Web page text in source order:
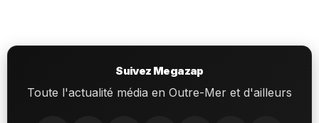
Suivez Megazap
Toute l'actualité média en Outre-Mer et d'ailleurs